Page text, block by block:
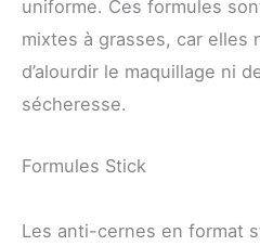
uniforme. Ces formules
mixtes à grasses, car elles
d’alourdir le maquillage ni
sécheresse.
Formules Stick
Les anti-cernes en format